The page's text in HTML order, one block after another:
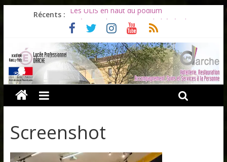
Récents : Les ULiS en haut du podium
Océane et la promotion du bénévolat
Bonnes vacances à tous !
Infos rentrée septembre 2026
Soirée d’adieux au Lycée Darche
Screenshot